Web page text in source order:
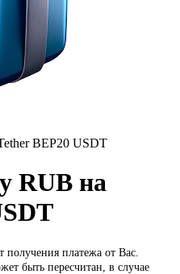
BEP20 USDT
RUB на
платежа от Вас.
быть пересчитан, в случае